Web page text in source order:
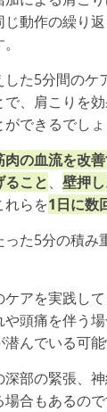
動作の繰り
した5分間のケ
、肩こりを
できるでしょ
の血流を改
こと、 壁押
れらを1日に数
た5分の積み
ケアを実践し
頭痛を伴う
んでいる可能
部の緊張、
合もあるので